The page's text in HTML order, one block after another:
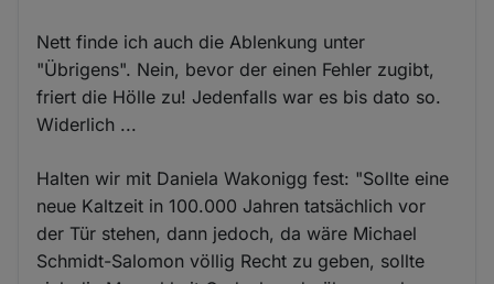
Nett finde ich auch die Ablenkung unter
"Übrigens". Nein, bevor der einen Fehler zugibt,
friert die Hölle zu! Jedenfalls war es bis dato so.
Widerlich ...
Halten wir mit Daniela Wakonigg fest: "Sollte eine
neue Kaltzeit in 100.000 Jahren tatsächlich vor
der Tür stehen, dann jedoch, da wäre Michael
Schmidt-Salomon völlig Recht zu geben, sollte